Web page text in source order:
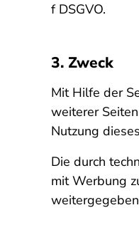
f DSGVO.
3. Zweck
Mit Hilfe der
weiterer
Nutzung
Die durch
mit Werbung